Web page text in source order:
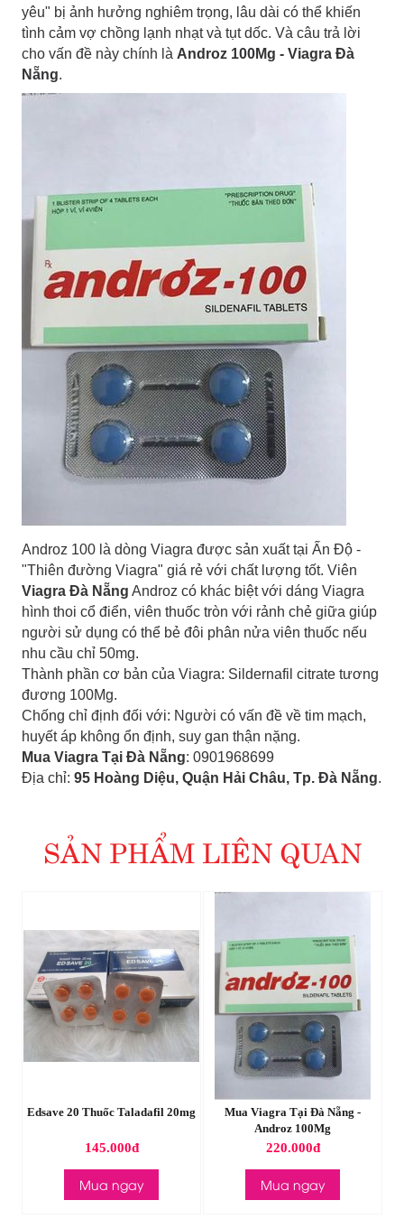
yêu" bị ảnh hưởng nghiêm trọng, lâu dài có thể khiến
tình cảm vợ chồng lạnh nhạt và tụt dốc. Và câu trả lời
cho vấn đề này chính là Androz 100Mg - Viagra Đà
Nẵng.
Androz 100 là dòng Viagra được sản xuất tại Ấn Độ -
"Thiên đường Viagra" giá rẻ với chất lượng tốt. Viên
Viagra Đà Nẵng Androz có khác biệt với dáng Viagra
hình thoi cổ điển, viên thuốc tròn với rảnh chẻ giữa giúp
người sử dụng có thể bẻ đôi phân nửa viên thuốc nếu
nhu cầu chỉ 50mg.
Thành phần cơ bản của Viagra: Sildernafil citrate tương
đương 100Mg.
Chống chỉ định đối với: Người có vấn đề về tim mạch,
huyết áp không ổn định, suy gan thận nặng.
Mua Viagra Tại Đà Nẵng: 0901968699
Địa chỉ: 95 Hoàng Diệu, Quận Hải Châu, Tp. Đà Nẵng.
SẢN PHẨM LIÊN QUAN
Edsave 20 Thuốc Taladafil 20mg
145.000đ
Mua ngay
Mua Viagra Tại Đà Nẵng -
Androz 100Mg
220.000đ
Mua ngay